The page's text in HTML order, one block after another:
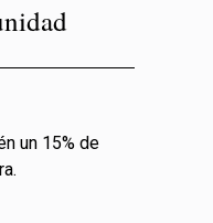
un 15% de